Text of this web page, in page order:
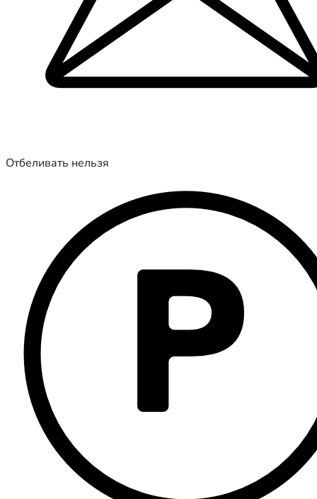
Отбеливать нельзя